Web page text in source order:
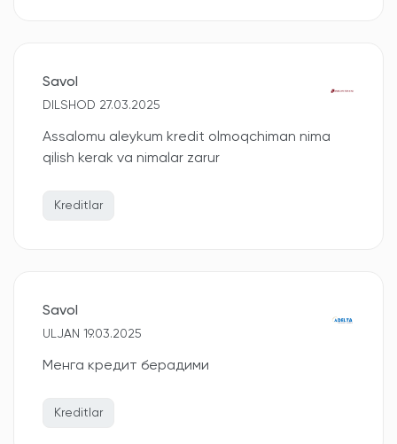
Savol
DILSHOD 27.03.2025
Assalomu aleykum kredit olmoqchiman nima
qilish kerak va nimalar zarur
Kreditlar
Savol
ULJAN 19.03.2025
Менга кредит берадими
Kreditlar